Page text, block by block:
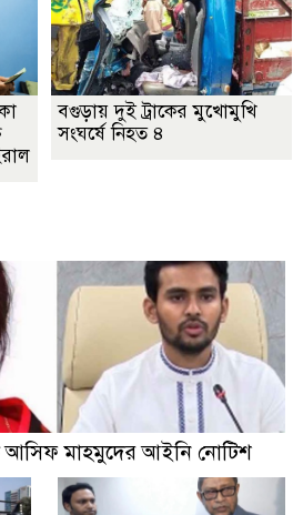
বগুড়ায় দুই ট্রাকের মুখোমুখি
সংঘর্ষে নিহত ৪
আসিফ মাহমুদের আইনি নোটিশ